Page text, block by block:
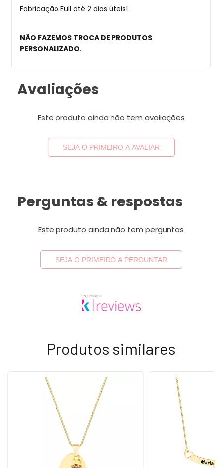
Fabricação Full até 2 dias úteis!
NÃO FAZEMOS TROCA DE PRODUTOS
PERSONALIZADO.
Avaliações
Este produto ainda não tem avaliações
SEJA O PRIMEIRO A AVALIAR
Perguntas & respostas
Este produto ainda não tem perguntas
SEJA O PRIMEIRO A PERGUNTAR
Produtos similares